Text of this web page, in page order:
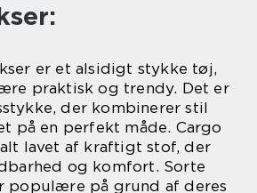
er et alsidigt stykke tøj,
praktisk og trendy. Det er
der kombinerer stil
på en perfekt måde. Cargo
lavet af kraftigt stof, der
og komfort. Sorte
populære på grund af deres